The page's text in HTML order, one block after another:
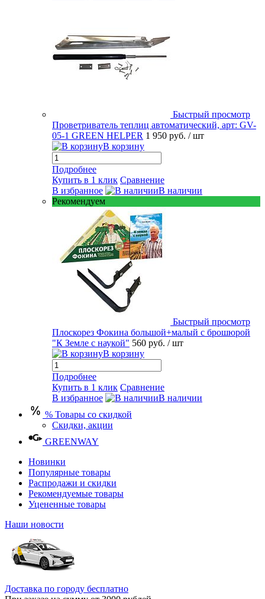
Быстрый просмотр
Проветриватель теплиц автоматический, арт: GV-
05-1 GREEN HELPER 1 950 руб. / шт
В корзину
Подробнее
Купить в 1 клик Сравнение
В избранное
В наличии
Рекомендуем
Быстрый просмотр
Плоскорез Фокина большой+малый с брошюрой
"К Земле с наукой" 560 руб. / шт
В корзину
Подробнее
Купить в 1 клик Сравнение
В избранное
В наличии
% Товары со скидкой
Скидки, акции
GREENWAY
Новинки
Популярные товары
Распродажи и скидки
Рекомендуемые товары
Уцененные товары
Наши новости
Доставка по городу бесплатно